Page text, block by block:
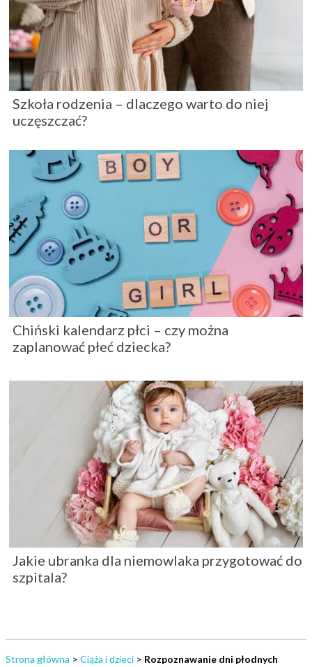
Szkoła rodzenia – dlaczego warto do niej
uczęszczać?
Chiński kalendarz płci – czy można
zaplanować płeć dziecka?
Jakie ubranka dla niemowlaka przygotować do
szpitala?
Strona główna > Ciąża i dzieci > Rozpoznawanie dni płodnych